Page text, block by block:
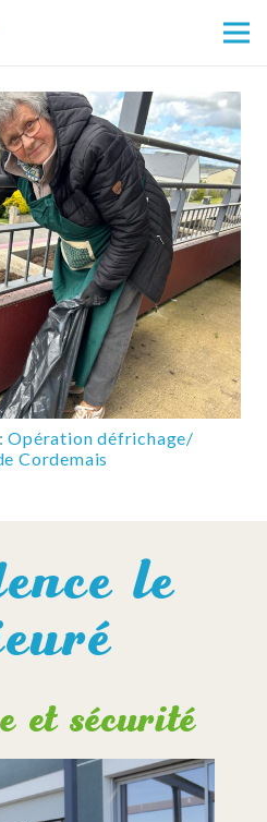
Opération défrichage/
Cordemais
le
et sécurité